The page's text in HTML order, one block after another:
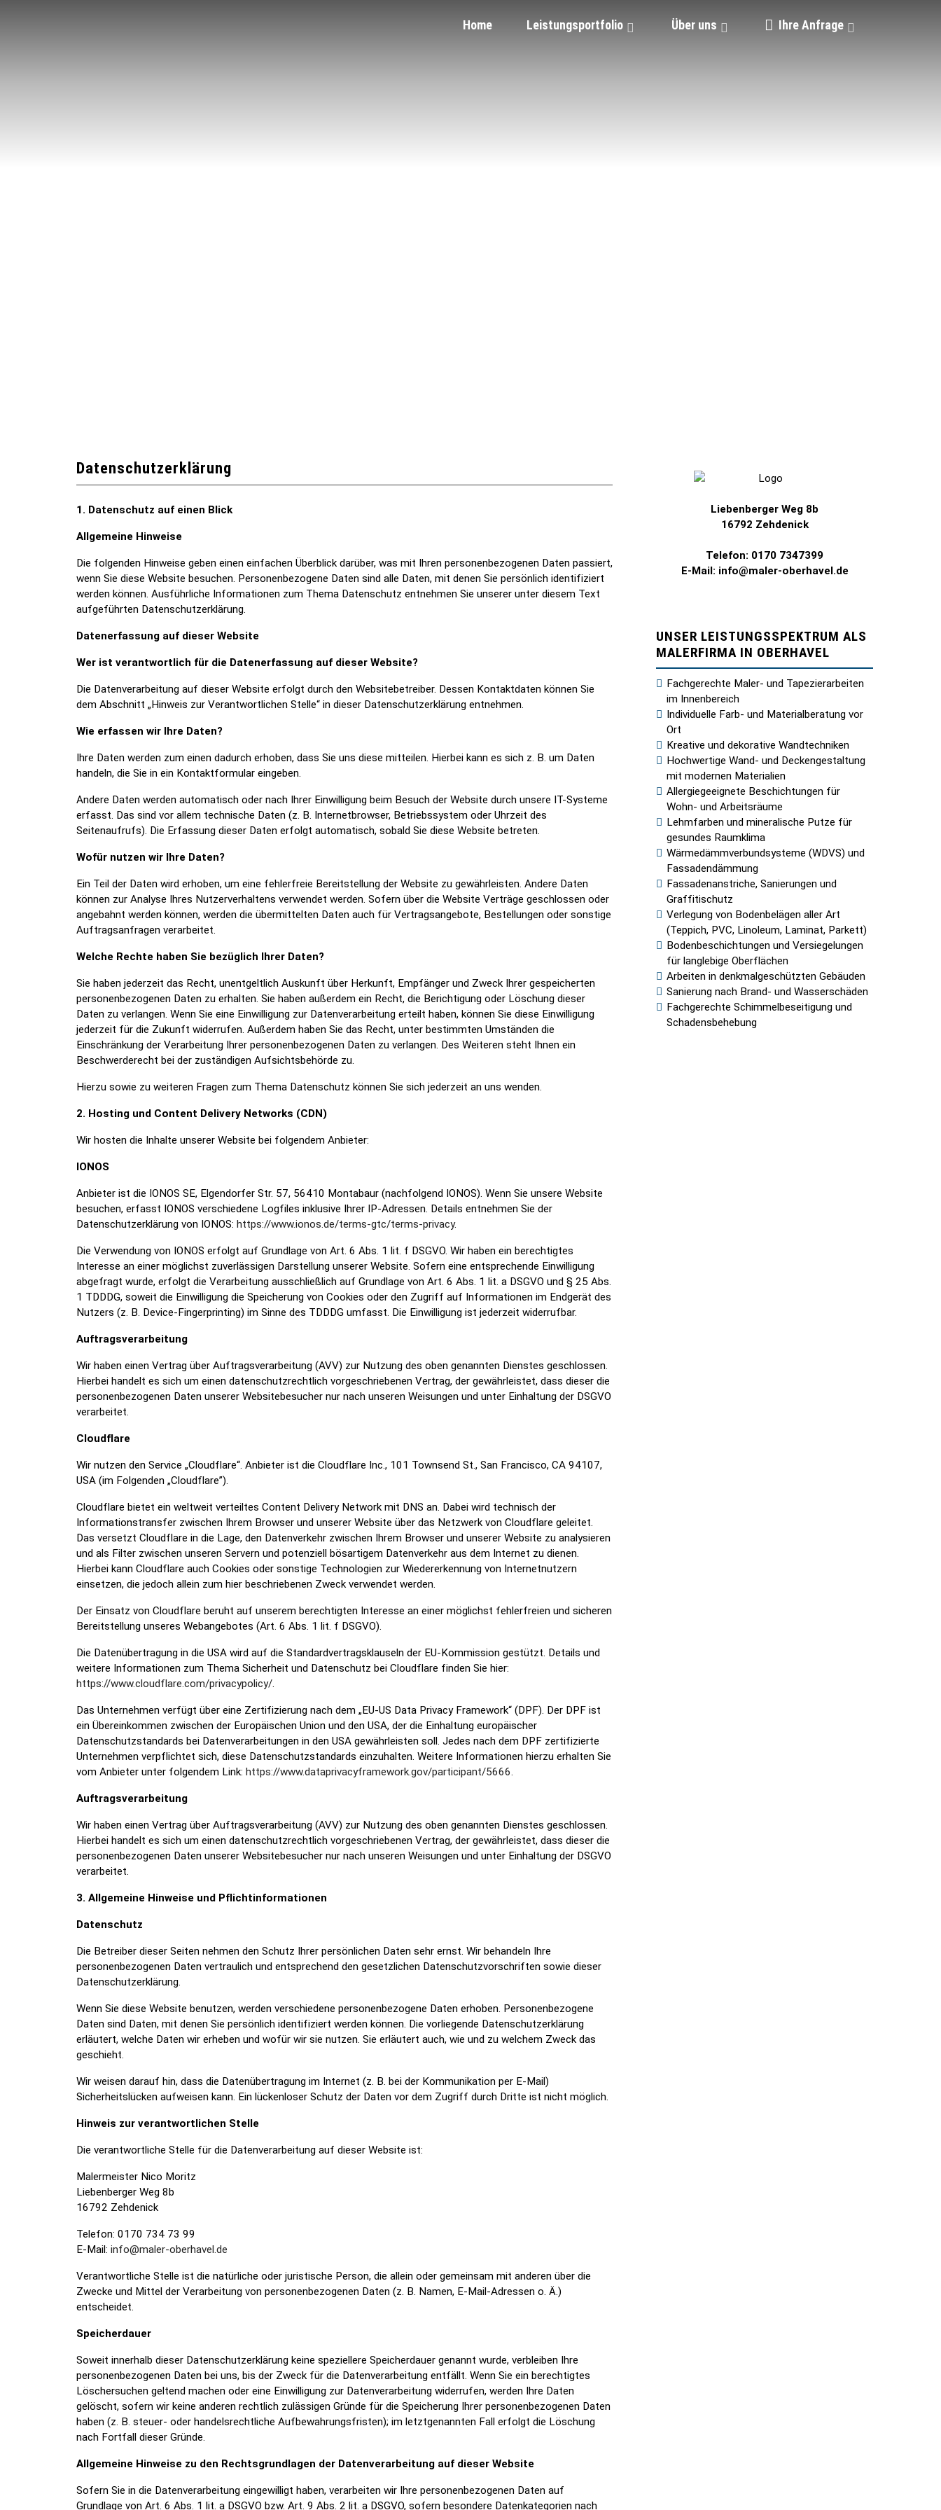
Home Leistungsportfolio Über uns Ihre Anfrage
Datenschutzerklärung
1. Datenschutz auf einen Blick
Allgemeine Hinweise
Die folgenden Hinweise geben einen einfachen Überblick darüber, was mit Ihren personenbezogenen Daten passiert,
wenn Sie diese Website besuchen. Personenbezogene Daten sind alle Daten, mit denen Sie persönlich identifiziert
werden können. Ausführliche Informationen zum Thema Datenschutz entnehmen Sie unserer unter diesem Text
aufgeführten Datenschutzerklärung.
Datenerfassung auf dieser Website
Wer ist verantwortlich für die Datenerfassung auf dieser Website?
Die Datenverarbeitung auf dieser Website erfolgt durch den Websitebetreiber. Dessen Kontaktdaten können Sie
dem Abschnitt „Hinweis zur Verantwortlichen Stelle“ in dieser Datenschutzerklärung entnehmen.
Wie erfassen wir Ihre Daten?
Ihre Daten werden zum einen dadurch erhoben, dass Sie uns diese mitteilen. Hierbei kann es sich z. B. um Daten
handeln, die Sie in ein Kontaktformular eingeben.
Andere Daten werden automatisch oder nach Ihrer Einwilligung beim Besuch der Website durch unsere IT-Systeme
erfasst. Das sind vor allem technische Daten (z. B. Internetbrowser, Betriebssystem oder Uhrzeit des
Seitenaufrufs). Die Erfassung dieser Daten erfolgt automatisch, sobald Sie diese Website betreten.
Wofür nutzen wir Ihre Daten?
Ein Teil der Daten wird erhoben, um eine fehlerfreie Bereitstellung der Website zu gewährleisten. Andere Daten
können zur Analyse Ihres Nutzerverhaltens verwendet werden. Sofern über die Website Verträge geschlossen oder
angebahnt werden können, werden die übermittelten Daten auch für Vertragsangebote, Bestellungen oder sonstige
Auftragsanfragen verarbeitet.
Welche Rechte haben Sie bezüglich Ihrer Daten?
Sie haben jederzeit das Recht, unentgeltlich Auskunft über Herkunft, Empfänger und Zweck Ihrer gespeicherten
personenbezogenen Daten zu erhalten. Sie haben außerdem ein Recht, die Berichtigung oder Löschung dieser
Daten zu verlangen. Wenn Sie eine Einwilligung zur Datenverarbeitung erteilt haben, können Sie diese Einwilligung
jederzeit für die Zukunft widerrufen. Außerdem haben Sie das Recht, unter bestimmten Umständen die
Einschränkung der Verarbeitung Ihrer personenbezogenen Daten zu verlangen. Des Weiteren steht Ihnen ein
Beschwerderecht bei der zuständigen Aufsichtsbehörde zu.
Hierzu sowie zu weiteren Fragen zum Thema Datenschutz können Sie sich jederzeit an uns wenden.
2. Hosting und Content Delivery Networks (CDN)
Wir hosten die Inhalte unserer Website bei folgendem Anbieter:
IONOS
Anbieter ist die IONOS SE, Elgendorfer Str. 57, 56410 Montabaur (nachfolgend IONOS). Wenn Sie unsere Website
besuchen, erfasst IONOS verschiedene Logfiles inklusive Ihrer IP-Adressen. Details entnehmen Sie der
Datenschutzerklärung von IONOS: https://www.ionos.de/terms-gtc/terms-privacy.
Die Verwendung von IONOS erfolgt auf Grundlage von Art. 6 Abs. 1 lit. f DSGVO. Wir haben ein berechtigtes
Interesse an einer möglichst zuverlässigen Darstellung unserer Website. Sofern eine entsprechende Einwilligung
abgefragt wurde, erfolgt die Verarbeitung ausschließlich auf Grundlage von Art. 6 Abs. 1 lit. a DSGVO und § 25 Abs.
1 TDDDG, soweit die Einwilligung die Speicherung von Cookies oder den Zugriff auf Informationen im Endgerät des
Nutzers (z. B. Device-Fingerprinting) im Sinne des TDDDG umfasst. Die Einwilligung ist jederzeit widerrufbar.
Auftragsverarbeitung
Wir haben einen Vertrag über Auftragsverarbeitung (AVV) zur Nutzung des oben genannten Dienstes geschlossen.
Hierbei handelt es sich um einen datenschutzrechtlich vorgeschriebenen Vertrag, der gewährleistet, dass dieser die
personenbezogenen Daten unserer Websitebesucher nur nach unseren Weisungen und unter Einhaltung der DSGVO
verarbeitet.
Cloudflare
Wir nutzen den Service „Cloudflare“. Anbieter ist die Cloudflare Inc., 101 Townsend St., San Francisco, CA 94107,
USA (im Folgenden „Cloudflare”).
Cloudflare bietet ein weltweit verteiltes Content Delivery Network mit DNS an. Dabei wird technisch der
Informationstransfer zwischen Ihrem Browser und unserer Website über das Netzwerk von Cloudflare geleitet.
Das versetzt Cloudflare in die Lage, den Datenverkehr zwischen Ihrem Browser und unserer Website zu analysieren
und als Filter zwischen unseren Servern und potenziell bösartigem Datenverkehr aus dem Internet zu dienen.
Hierbei kann Cloudflare auch Cookies oder sonstige Technologien zur Wiedererkennung von Internetnutzern
einsetzen, die jedoch allein zum hier beschriebenen Zweck verwendet werden.
Der Einsatz von Cloudflare beruht auf unserem berechtigten Interesse an einer möglichst fehlerfreien und sicheren
Bereitstellung unseres Webangebotes (Art. 6 Abs. 1 lit. f DSGVO).
Die Datenübertragung in die USA wird auf die Standardvertragsklauseln der EU-Kommission gestützt. Details und
weitere Informationen zum Thema Sicherheit und Datenschutz bei Cloudflare finden Sie hier:
https://www.cloudflare.com/privacypolicy/.
Das Unternehmen verfügt über eine Zertifizierung nach dem „EU-US Data Privacy Framework“ (DPF). Der DPF ist
ein Übereinkommen zwischen der Europäischen Union und den USA, der die Einhaltung europäischer
Datenschutzstandards bei Datenverarbeitungen in den USA gewährleisten soll. Jedes nach dem DPF zertifizierte
Unternehmen verpflichtet sich, diese Datenschutzstandards einzuhalten. Weitere Informationen hierzu erhalten Sie
vom Anbieter unter folgendem Link: https://www.dataprivacyframework.gov/participant/5666.
Auftragsverarbeitung
Wir haben einen Vertrag über Auftragsverarbeitung (AVV) zur Nutzung des oben genannten Dienstes geschlossen.
Hierbei handelt es sich um einen datenschutzrechtlich vorgeschriebenen Vertrag, der gewährleistet, dass dieser die
personenbezogenen Daten unserer Websitebesucher nur nach unseren Weisungen und unter Einhaltung der DSGVO
verarbeitet.
3. Allgemeine Hinweise und Pflicht­informationen
Datenschutz
Die Betreiber dieser Seiten nehmen den Schutz Ihrer persönlichen Daten sehr ernst. Wir behandeln Ihre
personenbezogenen Daten vertraulich und entsprechend den gesetzlichen Datenschutzvorschriften sowie dieser
Datenschutzerklärung.
Wenn Sie diese Website benutzen, werden verschiedene personenbezogene Daten erhoben. Personenbezogene
Daten sind Daten, mit denen Sie persönlich identifiziert werden können. Die vorliegende Datenschutzerklärung
erläutert, welche Daten wir erheben und wofür wir sie nutzen. Sie erläutert auch, wie und zu welchem Zweck das
geschieht.
Wir weisen darauf hin, dass die Datenübertragung im Internet (z. B. bei der Kommunikation per E-Mail)
Sicherheitslücken aufweisen kann. Ein lückenloser Schutz der Daten vor dem Zugriff durch Dritte ist nicht möglich.
Hinweis zur verantwortlichen Stelle
Die verantwortliche Stelle für die Datenverarbeitung auf dieser Website ist:
Malermeister Nico Moritz
Liebenberger Weg 8b
16792 Zehdenick
Telefon: 0170 734 73 99
E-Mail: info@maler-oberhavel.de
Verantwortliche Stelle ist die natürliche oder juristische Person, die allein oder gemeinsam mit anderen über die
Zwecke und Mittel der Verarbeitung von personenbezogenen Daten (z. B. Namen, E-Mail-Adressen o. Ä.)
entscheidet.
Speicherdauer
Soweit innerhalb dieser Datenschutzerklärung keine speziellere Speicherdauer genannt wurde, verbleiben Ihre
personenbezogenen Daten bei uns, bis der Zweck für die Datenverarbeitung entfällt. Wenn Sie ein berechtigtes
Löschersuchen geltend machen oder eine Einwilligung zur Datenverarbeitung widerrufen, werden Ihre Daten
gelöscht, sofern wir keine anderen rechtlich zulässigen Gründe für die Speicherung Ihrer personenbezogenen Daten
haben (z. B. steuer- oder handelsrechtliche Aufbewahrungsfristen); im letztgenannten Fall erfolgt die Löschung
nach Fortfall dieser Gründe.
Allgemeine Hinweise zu den Rechtsgrundlagen der Datenverarbeitung auf dieser Website
Sofern Sie in die Datenverarbeitung eingewilligt haben, verarbeiten wir Ihre personenbezogenen Daten auf
Grundlage von Art. 6 Abs. 1 lit. a DSGVO bzw. Art. 9 Abs. 2 lit. a DSGVO, sofern besondere Datenkategorien nach
Liebenberger Weg 8b
16792 Zehdenick
Telefon: 0170 7347399
E-Mail: info@maler-oberhavel.de
UNSER LEISTUNGSSPEKTRUM ALS
MALERFIRMA IN OBERHAVEL
Fachgerechte Maler- und Tapezierarbeiten
im Innenbereich
Individuelle Farb- und Materialberatung vor
Ort
Kreative und dekorative Wandtechniken
Hochwertige Wand- und Deckengestaltung
mit modernen Materialien
Allergiegeeignete Beschichtungen für
Wohn- und Arbeitsräume
Lehmfarben und mineralische Putze für
gesundes Raumklima
Wärmedämmverbundsysteme (WDVS) und
Fassadendämmung
Fassadenanstriche, Sanierungen und
Graffitischutz
Verlegung von Bodenbelägen aller Art
(Teppich, PVC, Linoleum, Laminat, Parkett)
Bodenbeschichtungen und Versiegelungen
für langlebige Oberflächen
Arbeiten in denkmalgeschützten Gebäuden
Sanierung nach Brand- und Wasserschäden
Fachgerechte Schimmelbeseitigung und
Schadensbehebung